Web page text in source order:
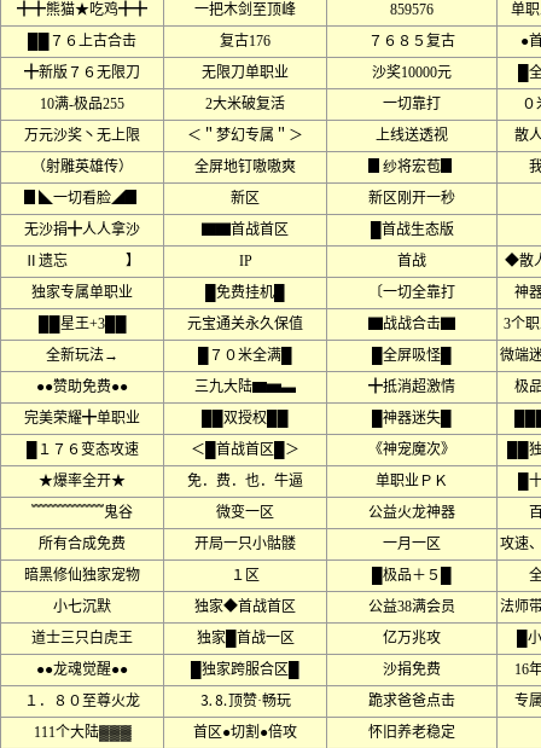
╋╋熊猫★吃鸡╋╋
一把木剑至顶峰 859576
单
██７６上古合击
复古176 ７６８５复古
●
╋新版７６无限刀
无限刀单职业 沙奖10000元
█
10满-极品255
2大米破复活 一切靠打
０
万元沙奖丶无上限
＜＂梦幻专属＂＞ 上线送透视
散
（射雕英雄传）
全屏地钉嗷嗷爽 ▊纱将宏苞▊
▊◣一切看脸◢▊
新区
新区刚开一秒
无沙捐╋人人拿沙
▇▇首战首区
█首战生态版
Ⅱ遗忘 】
IP 首战
◆散
独家专属单职业
█免费挂机█ 〔一切全靠打
神
██星王+3██
元宝通关永久保值 ▇战战合击▇
3个
全新玩法→
█７０米全满█ █全屏吸怪█
微端
●●赞助免费●●
三九大陆▆▅▃ ╋抵消超激情
极
完美荣耀╋单职业
██双授权██ █神器迷失█
█１７６变态攻速
＜█首战首区█＞ 《神宠魔次》
██
★爆率全开★
免．费．也．牛逼 单职业ＰＫ
█
﹌﹌﹌﹌﹌鬼谷
微变一区 公益火龙神器
所有合成免费
开局一只小骷髅 一月一区
攻速
暗黑修仙独家宠物
１区 █极品＋５█
小七沉默
独家◆首战首区 公益38满会员
法师
道士三只白虎王
独家█首战一区 亿万兆攻
█
●●龙魂觉醒●●
█独家跨服合区█ 沙捐免费
16
１．８０至尊火龙
⒊⒏顶赞·畅玩 跪求爸爸点击
专
111个大陆▓▓▓
首区●切割●倍攻
怀旧养老稳定